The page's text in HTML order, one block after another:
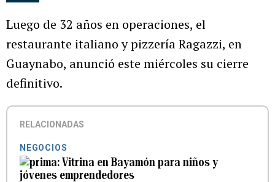
Luego de 32 años en operaciones, el
restaurante italiano y pizzería Ragazzi, en
Guaynabo, anunció este miércoles su cierre
definitivo.
RELACIONADAS
NEGOCIOS
Vitrina en Bayamón para niños y
jóvenes emprendedores